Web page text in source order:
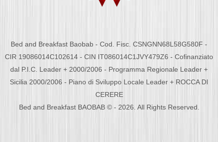
Bed and Breakfast Baobab - Cod. Fisc. CSNGNN68L58G580F -
CIR 19086014C102614 - CIN IT086014C1JVY479Z6 - Cofinanziato
dal P.I.C. Leader + 2000/2006 - Programma Regionale Leader +
Sicilia 2000/2006 - Piano di Sviluppo Locale Leader + ROCCA DI
CERERE
Bed and Breakfast BAOBAB © - 2026. All Rights Reserved.